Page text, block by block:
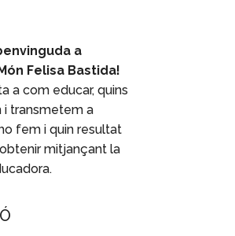
a
Felisa Bastida!
a com educar, quins
i transmetem a
fem i quin resultat
mitjançant la